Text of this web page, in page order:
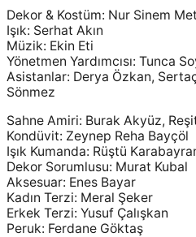
Dekor & Kostüm: Nur Sinem
Işık: Serhat Akın
Müzik: Ekin Eti
Yönetmen Yardımcısı: Tunca
Asistanlar: Derya Özkan,
Sönmez
Sahne Amiri: Burak Akyüz,
Kondüvit: Zeynep Reha Bayçöl
Işık Kumanda: Rüştü
Dekor Sorumlusu: Murat Kubal
Aksesuar: Enes Bayar
Kadın Terzi: Meral Şeker
Erkek Terzi: Yusuf Çalışkan
Peruk: Ferdane Göktaş